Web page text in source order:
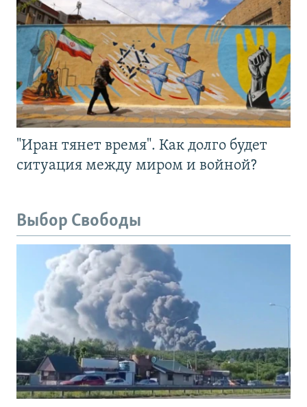
"Иран тянет время". Как долго будет
ситуация между миром и войной?
Выбор Свободы